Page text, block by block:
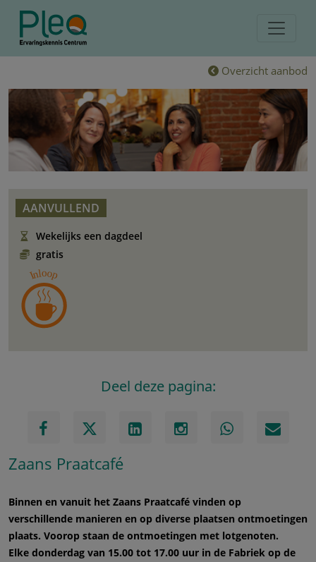
Overzicht aanbod
AANVULLEND
Wekelijks een dagdeel
gratis
Deel deze pagina:
Zaans Praatcafé
Binnen en vanuit het Zaans Praatcafé vinden op
verschillende manieren en op diverse plaatsen ontmoetingen
plaats. Voorop staan de ontmoetingen met lotgenoten.
Elke donderdag van 15.00 tot 17.00 uur in de Fabriek op de